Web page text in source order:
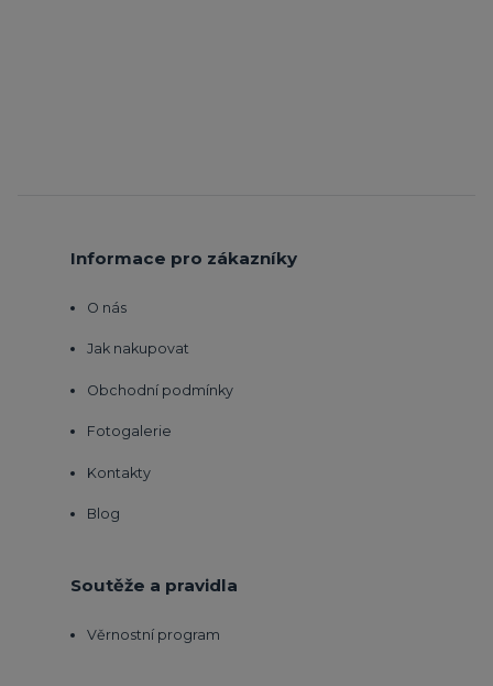
Informace pro zákazníky
O nás
Jak nakupovat
Obchodní podmínky
Fotogalerie
Kontakty
Blog
Soutěže a pravidla
Věrnostní program